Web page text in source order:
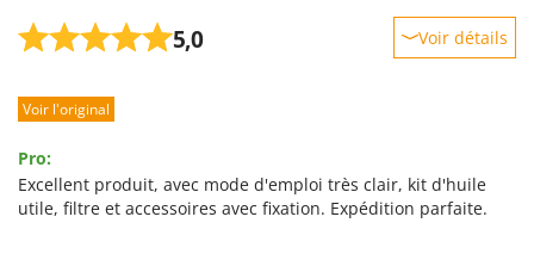
5,0 Voir détails
Prestations
Qualité / Prix
Facilité de montage
Voir l'original
Pro:
Excellent produit, avec mode d'emploi très clair, kit d'huile
utile, filtre et accessoires avec fixation. Expédition parfaite.